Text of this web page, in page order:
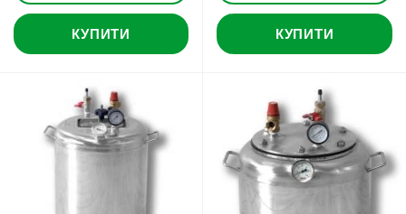
КУПИТИ КУПИТИ